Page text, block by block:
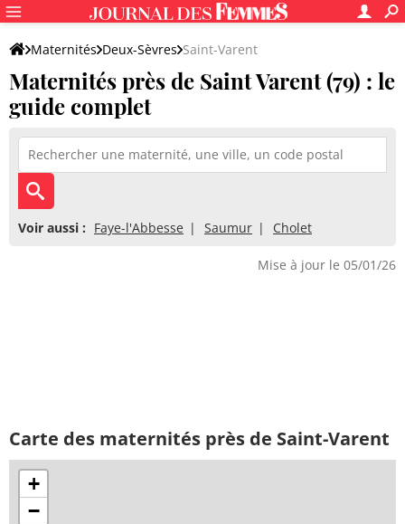
Maternités Deux-Sèvres Saint-Varent
Maternités près de Saint Varent (79) : le
guide complet
Voir aussi : Faye-l'Abbesse Saumur Cholet
Mise à jour le 05/01/26
Carte des maternités près de Saint-Varent
+
−